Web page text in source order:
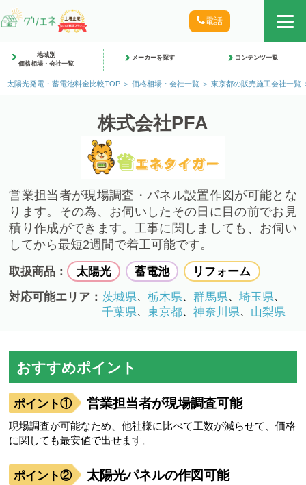
電話
地域別
価格相場・会社一覧
メーカーを探す コンテンツ一覧
太陽光発電・蓄電池料金比較TOP 価格相場・会社一覧 東京都の販売施工会社一覧
株式会社PFA
営業担当者が現場調査・パネル設置作図が可能とな
ります。その為、お伺いしたその日に目の前でお見
積り作成ができます。工事に関しましても、お伺い
してから最短2週間で着工可能です。
取扱商品： 太陽光 蓄電池
リフォーム
対応可能エリア：茨城県 、栃木県 群馬県 、埼玉県
千葉県 、東京都 、神奈川県 山梨県
おすすめポイント
営業担当者が現場調査可能
現場調査が可能なため、他社様に比べて工数が減らせて、価格
に関しても最安値で出せます。
太陽光パネルの作図可能